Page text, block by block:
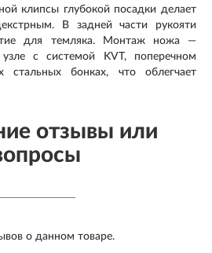
клипсы глубокой посадки делает
В задней части рукояти
для темляка. Монтаж ножа —
с системой KVT, поперечном
бонках, что облегчает
отзывы или
о данном товаре.